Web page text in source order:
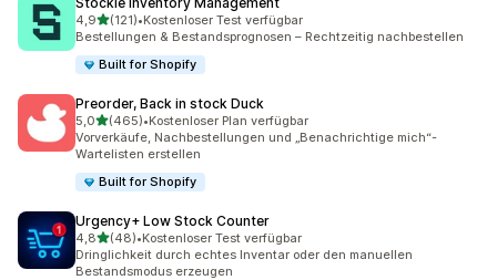
4,9von 5 Sternen
(121)
121 Rezensionen insgesamt
•Kostenloser Test verfügbar
Bestellungen & Bestandsprognosen – Rechtzeitig nachbestellen
Built for Shopify
Preorder, Back in stock Duck
5,0von 5 Sternen
(465)
465 Rezensionen insgesamt
•Kostenloser Plan verfügbar
Vorverkäufe, Nachbestellungen und „Benachrichtige mich“-
Wartelisten erstellen
Built for Shopify
Urgency+ Low Stock Counter
4,8von 5 Sternen
(48)
48 Rezensionen insgesamt
•Kostenloser Test verfügbar
Dringlichkeit durch echtes Inventar oder den manuellen
Bestandsmodus erzeugen